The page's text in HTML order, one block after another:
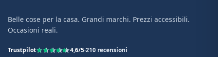
Belle cose per la casa. Grandi marchi. Prezzi accessibili.
Occasioni reali.
Trustpilot 4,6/5·210 recensioni